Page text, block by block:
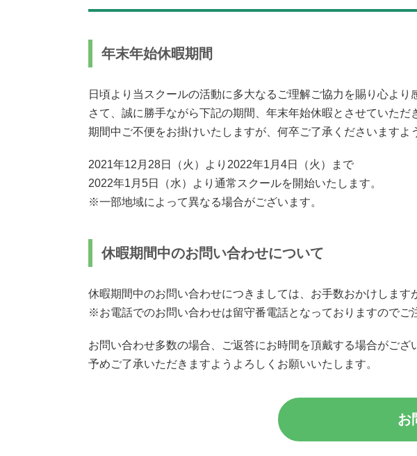
年末年始休暇期間
日頃より当スクールの活動に多大なるご理解ご協力を賜り心より
さて、誠に勝手ながら下記の期間、年末年始休暇とさせていただ
期間中ご不便をお掛けいたしますが、何卒ご了承くださいますよ
2021年12月28日（火）より2022年1月4日（火）まで
2022年1月5日（水）より通常スクールを開始いたします。
※一部地域によって異なる場合がございます。
休暇期間中のお問い合わせについて
休暇期間中のお問い合わせにつきましては、お手数おかけします
※お電話でのお問い合わせは留守番電話となっておりますのでご
お問い合わせ多数の場合、ご返答にお時間を頂戴する場合がござ
予めご了承いただきますようよろしくお願いいたします。
お